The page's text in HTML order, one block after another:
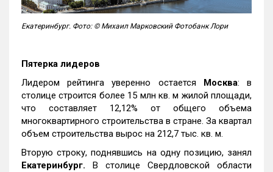
Екатеринбург. Фото: © Михаил Марковский Фотобанк Лори
Пятерка лидеров
Лидером рейтинга уверенно остается Москва: в
столице строится более 15 млн кв. м жилой площади,
что составляет 12,12% от общего объема
многоквартирного строительства в стране. За квартал
объем строительства вырос на 212,7 тыс. кв. м.
Вторую строку, поднявшись на одну позицию, занял
Екатеринбург. В столице Свердловской области